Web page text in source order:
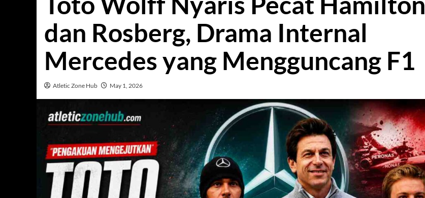
dan Rosberg, Drama Internal
Mercedes yang Mengguncang F1
Atletic Zone Hub May 1, 2026